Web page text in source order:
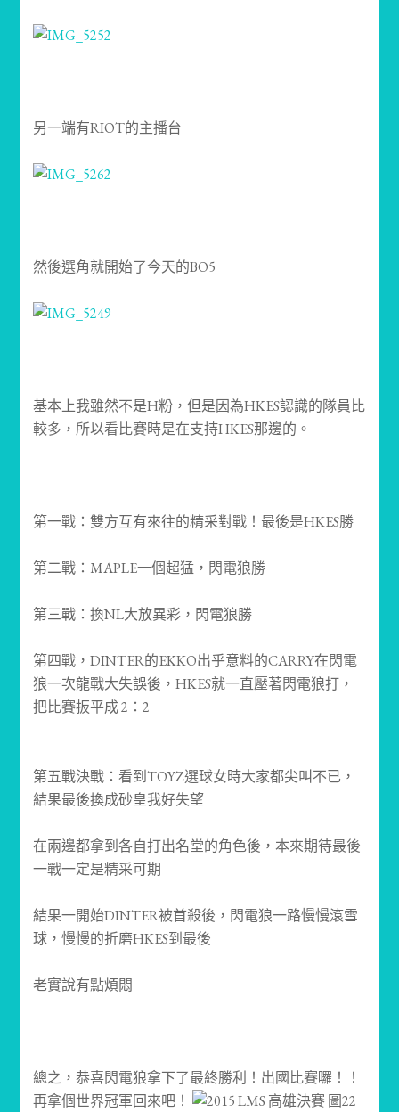
另一端有RIOT的主播台
然後選角就開始了今天的BO5
基本上我雖然不是H粉，但是因為HKES認識的隊員比
較多，所以看比賽時是在支持HKES那邊的。
第一戰：雙方互有來往的精采對戰！最後是HKES勝
第二戰：MAPLE一個超猛，閃電狼勝
第三戰：換NL大放異彩， 閃電狼勝
第四戰，DINTER的EKKO出乎意料的CARRY在閃電
狼一次龍戰大失誤後，HKES就一直壓著閃電狼打，
把比賽扳平成 2：2
第五戰決戰：看到TOYZ選球女時大家都尖叫不已，
結果最後換成砂皇我好失望
在兩邊都拿到各自打出名堂的角色後，本來期待最後
一戰一定是精采可期
結果一開始DINTER被首殺後，閃電狼一路慢慢滾雪
球，慢慢的折磨HKES到最後
老實說有點煩悶
總之，恭喜閃電狼拿下了最終勝利！出國比賽囉！！
再拿個世界冠軍回來吧！